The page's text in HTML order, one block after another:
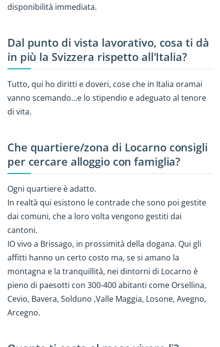
disponibilità immediata.
Dal punto di vista lavorativo, cosa ti dà
in più la Svizzera rispetto all'Italia?
Tutto, qui ho diritti e doveri, cose che in Italia oramai
vanno scemando...e lo stipendio e adeguato al tenore
di vita.
Che quartiere/zona di Locarno consigli
per cercare alloggio con famiglia?
Ogni quartiere è adatto.
In realtà qui esistono le contrade che sono poi gestite
dai comuni, che a loro volta vengono gestiti dai
cantoni.
IO vivo a Brissago, in prossimità della dogana. Qui gli
affitti hanno un certo costo ma, se si amano la
montagna e la tranquillità, nei dintorni di Locarno è
pieno di paesotti con 300-400 abitanti come Orsellina,
Cevio, Bavera, Solduno ,Valle Maggia, Losone, Avegno,
Arcegno.